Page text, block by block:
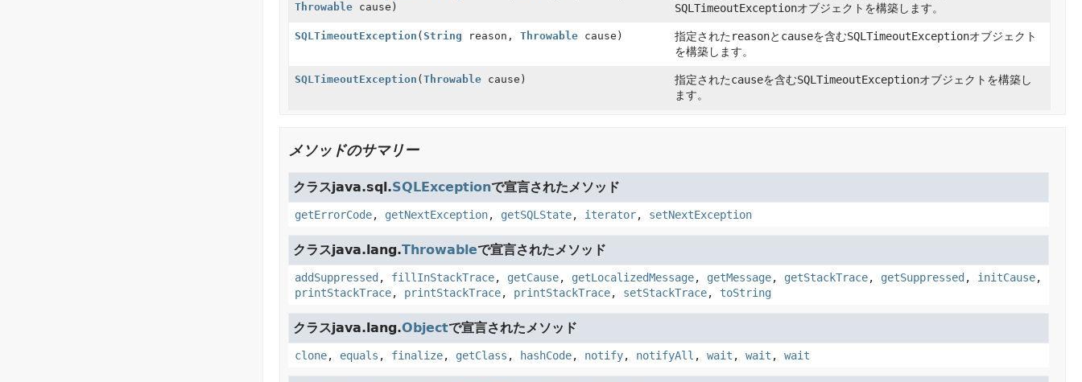
Throwablecause)
SQLTimeoutExceptionオブジェクトを構築します。
SQLTimeoutException ( String reason, Throwablecause) 指定された reasonと causeを含むSQLTimeoutExceptionオブジェクト
を構築します。
SQLTimeoutException ( Throwablecause) 指定されたcauseを含むSQLTimeoutExceptionオブジェクトを構築し
ます。
メソッドのサマリー
クラスjava.sql.SQLExceptionで宣言されたメソッド
getErrorCode, getNextException, getSQLState, iterator, setNextException
クラスjava.lang.Throwableで宣言されたメソッド
addSuppressed , fillInStackTrace, getCause, getLocalizedMessage, getMessage, getStackTrace, getSuppressed , initCause,
printStackTrace, printStackTrace, printStackTrace, setStackTrace, toString
クラスjava.lang.Objectで宣言されたメソッド
clone, equals , finalize, getClass , hashCode, notify, notifyAll , wait , wait , wait